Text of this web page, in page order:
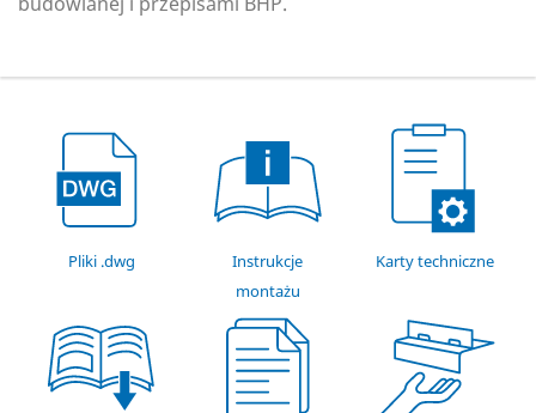
Pliki .dwg
Instrukcje
montażu
Karty techniczne